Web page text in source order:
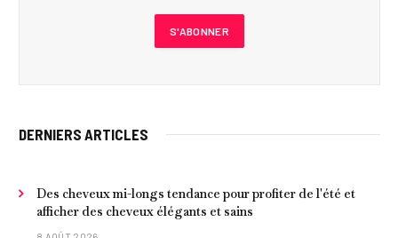
DERNIERS ARTICLES
Des cheveux mi-longs tendance pour profiter de l'été et
afficher des cheveux élégants et sains